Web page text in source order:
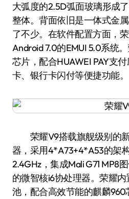
大弧度的2.5D弧面玻璃形成
整体。背面依旧是一体式金
了不少。在软件配置方面，
Android 7.0的EMUI 5.0系统
芯片，配合HUAWEI PAY支
卡、银行卡闪付等便捷功能。
荣耀V9搭载旗舰级别的新
器，采用4*A73+4*A53的架
2.4GHz，集成Mali G71 MP8
的微智核i6协处理器。荣耀
池，配合高效节能的麒麟960